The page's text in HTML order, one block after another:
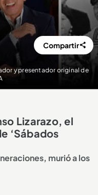
y presentador original de
Compartir
Lizarazo, el
‘Sábados
murió a los